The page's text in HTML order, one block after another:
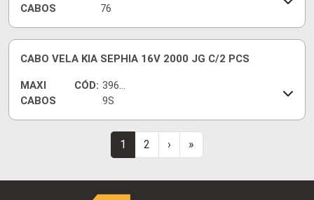
CABOS
76
CABO VELA KIA SEPHIA 16V 2000 JG C/2 PCS
MAXI
CABOS
CÓD: 3964
9S
1 2 › »